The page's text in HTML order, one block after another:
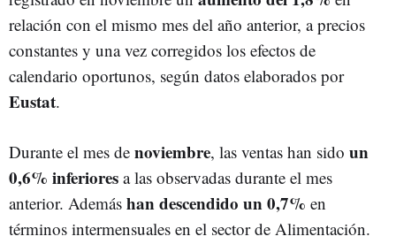
relación con el mismo mes del año anterior, a precios
constantes y una vez corregidos los efectos de
calendario oportunos, según datos elaborados por
Eustat.
Durante el mes de noviembre, las ventas han sido un
0,6% inferiores a las observadas durante el mes
anterior. Además han descendido un 0,7% en
términos intermensuales en el sector de Alimentación.